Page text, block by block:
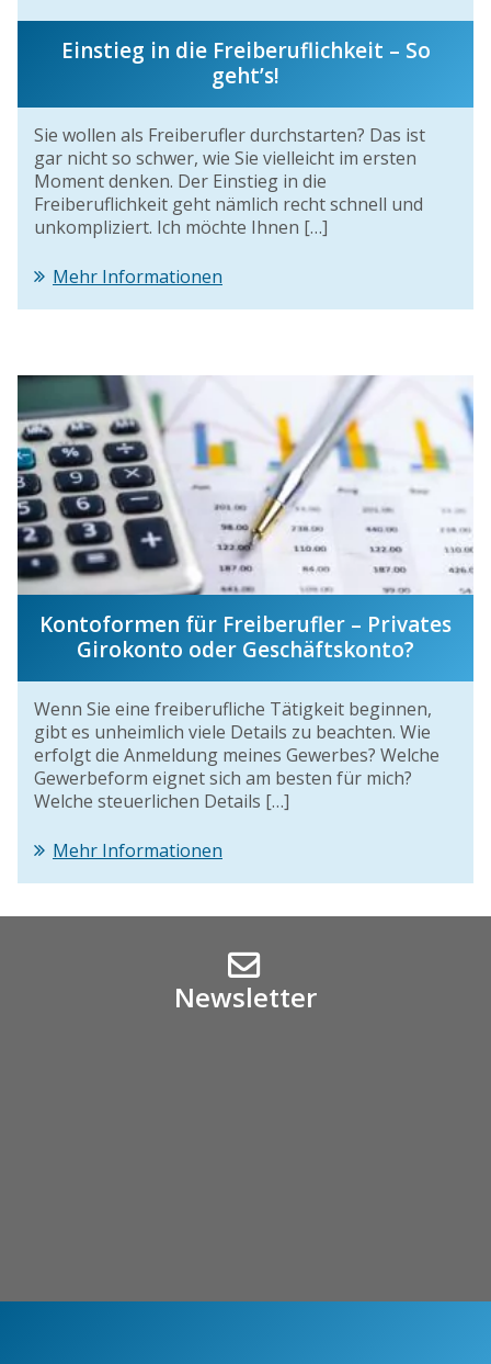
Einstieg in die Freiberuflichkeit – So
geht’s!
Sie wollen als Freiberufler durchstarten? Das ist
gar nicht so schwer, wie Sie vielleicht im ersten
Moment denken. Der Einstieg in die
Freiberuflichkeit geht nämlich recht schnell und
unkompliziert. Ich möchte Ihnen […]
Mehr Informationen
Kontoformen für Freiberufler – Privates
Girokonto oder Geschäftskonto?
Wenn Sie eine freiberufliche Tätigkeit beginnen,
gibt es unheimlich viele Details zu beachten. Wie
erfolgt die Anmeldung meines Gewerbes? Welche
Gewerbeform eignet sich am besten für mich?
Welche steuerlichen Details […]
Mehr Informationen
Newsletter